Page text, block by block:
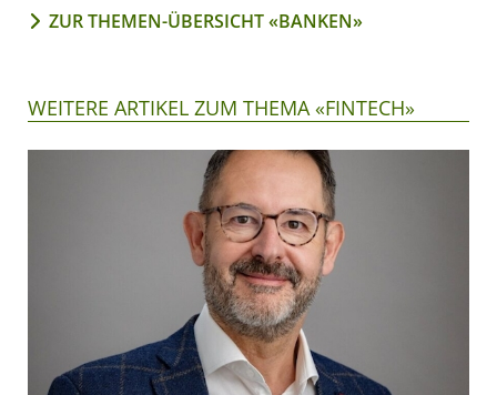
ZUR THEMEN-ÜBERSICHT «BANKEN»
WEITERE ARTIKEL ZUM THEMA «FINTECH»